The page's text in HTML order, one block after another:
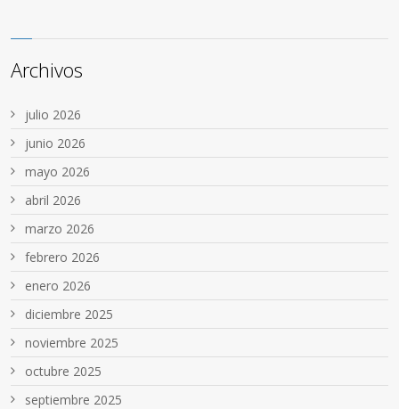
Archivos
julio 2026
junio 2026
mayo 2026
abril 2026
marzo 2026
febrero 2026
enero 2026
diciembre 2025
noviembre 2025
octubre 2025
septiembre 2025